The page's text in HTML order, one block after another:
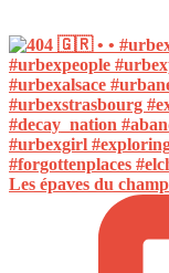
Les épaves du